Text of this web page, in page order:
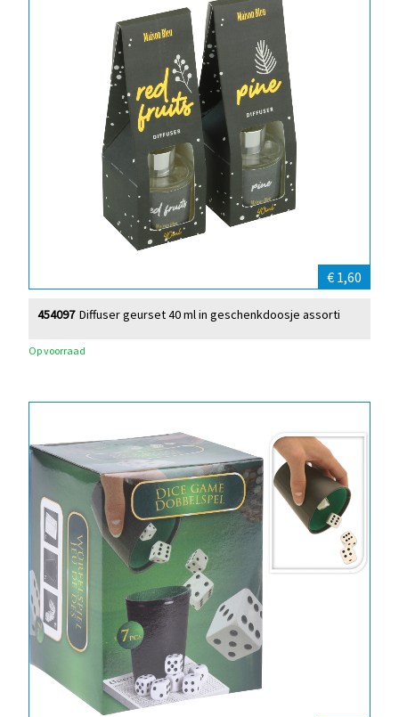
€ 1,60
Diffuser geurset 40 ml in geschenkdoosje assorti
454097
Op voorraad